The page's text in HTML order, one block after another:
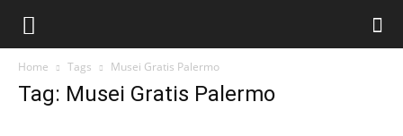
Home Tags Musei Gratis Palermo
Tag: Musei Gratis Palermo